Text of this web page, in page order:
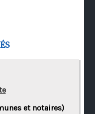
et notaires)